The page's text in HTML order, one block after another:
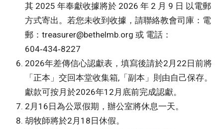
其 2025 年奉獻收據將於 2026 年 2 月 9 日 以電郵
方式寄出。若您未收到收據，請聯絡教會司庫：電
郵：treasurer@bethelmb.org 或 電話：
604‑434‑8227
2026年差傳信心認獻表，填寫後請於2月22日前將
「正本」交回本堂收集箱,「副本」則由自己保存。
獻款可按月於2026年12月底前完成認獻。
2月16日為公眾假期，辦公室將休息一天。
胡牧師將於2月18日休假。